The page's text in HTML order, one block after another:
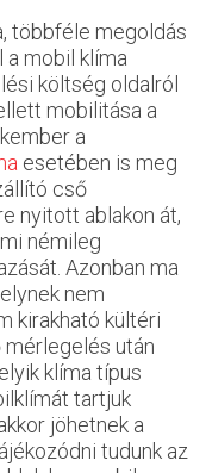
többféle megoldás
a mobil klíma
költség oldalról
mobilitása a
a
esetében is meg
cső
nyitott ablakon át,
némileg
Azonban ma
nem
kirakható kültéri
után
klíma típus
tartjuk
jöhetnek a
tudunk az